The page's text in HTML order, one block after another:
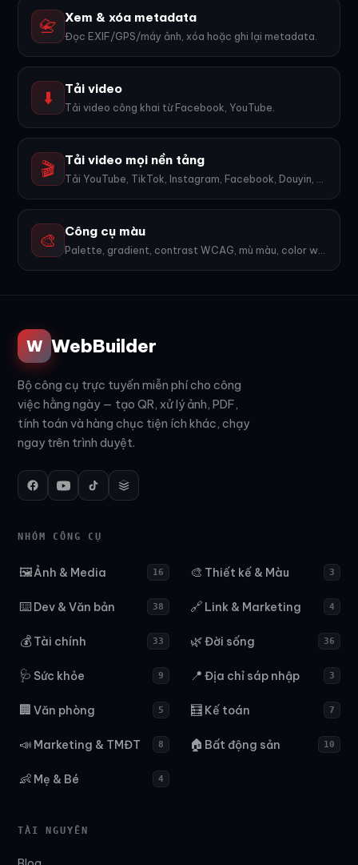
📇 Xem & xóa metadata
Đọc EXIF/GPS/máy ảnh, xóa hoặc ghi lại metadata.
⬇️ Tải video
Tải video công khai từ Facebook, YouTube.
🎬 Tải video mọi nền tảng
Tải YouTube, TikTok, Instagram, Facebook, Douyin, Bilibili, X... 1600+ nền tảng, không watermark.
🎨 Công cụ màu
Palette, gradient, contrast WCAG, mù màu, color wheel, export PNG. 9 công cụ.
W WebBuilder
Bộ công cụ trực tuyến miễn phí cho công
việc hằng ngày — tạo QR, xử lý ảnh, PDF,
tính toán và hàng chục tiện ích khác, chạy
ngay trên trình duyệt.
NHÓM CÔNG CỤ
🖼️Ảnh & Media 16 🎨 Thiết kế & Màu 3
⌨️ Dev & Văn bản 38 🔗 Link & Marketing 4
💰Tài chính 33 🌿Đời sống 36
🩺 Sức khỏe 9 📍 Địa chỉ sáp nhập 3
🏢 Văn phòng 5 🧮 Kế toán 7
📣 Marketing & TMĐT 8 🏠 Bất động sản 10
👶 Mẹ & Bé 4
TÀI NGUYÊN